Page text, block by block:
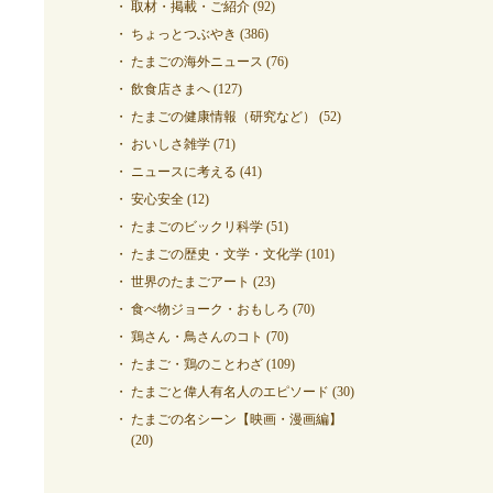
取材・掲載・ご紹介 (92)
ちょっとつぶやき (386)
たまごの海外ニュース (76)
飲食店さまへ (127)
たまごの健康情報（研究など）
(52)
おいしさ雑学 (71)
ニュースに考える (41)
安心安全 (12)
たまごのビックリ科学 (51)
たまごの歴史・文学・文化学 (101)
世界のたまごアート (23)
食べ物ジョーク・おもしろ (70)
鶏さん・鳥さんのコト (70)
たまご・鶏のことわざ (109)
たまごと偉人有名人のエピソード (30)
たまごの名シーン【映画・漫画編】
(20)